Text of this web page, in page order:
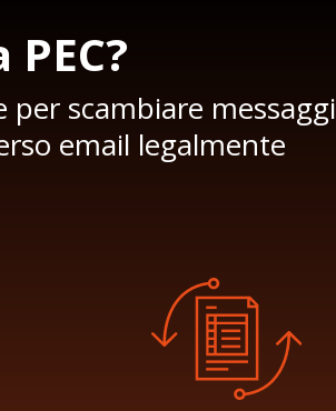
scambiare messaggi
email legalmente